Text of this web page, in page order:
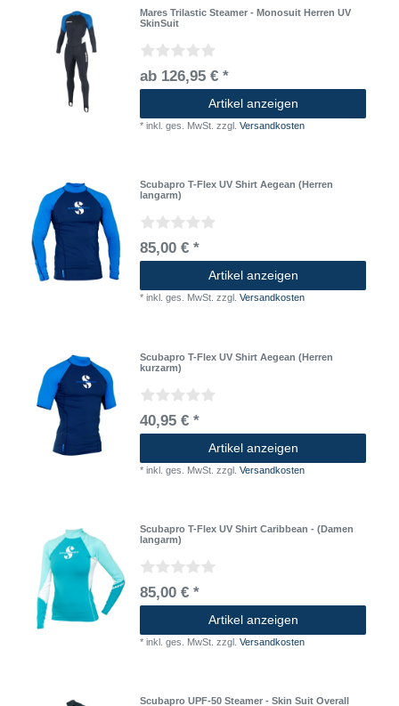
Mares Trilastic Steamer - Monosuit Herren UV
SkinSuit
ab 126,95 € *
Artikel anzeigen
*inkl. ges. MwSt. zzgl.Versandkosten
Scubapro T-Flex UV Shirt Aegean (Herren
langarm)
85,00 € *
Artikel anzeigen
*inkl. ges. MwSt. zzgl.Versandkosten
Scubapro T-Flex UV Shirt Aegean (Herren
kurzarm)
40,95 € *
Artikel anzeigen
*inkl. ges. MwSt. zzgl.Versandkosten
Scubapro T-Flex UV Shirt Caribbean - (Damen
langarm)
85,00 € *
Artikel anzeigen
*inkl. ges. MwSt. zzgl.Versandkosten
Scubapro UPF-50 Steamer - Skin Suit Overall